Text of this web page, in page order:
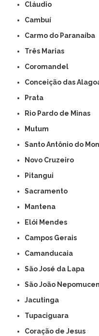
Cláudio
Cambuí
Carmo do Paranaíba
Três Marias
Coromandel
Conceição das
Prata
Rio Pardo de Minas
Mutum
Santo Antônio do
Novo Cruzeiro
Pitangui
Sacramento
Mantena
Elói Mendes
Campos Gerais
Camanducaia
São José da Lapa
São João
Jacutinga
Tupaciguara
Coração de Jesus